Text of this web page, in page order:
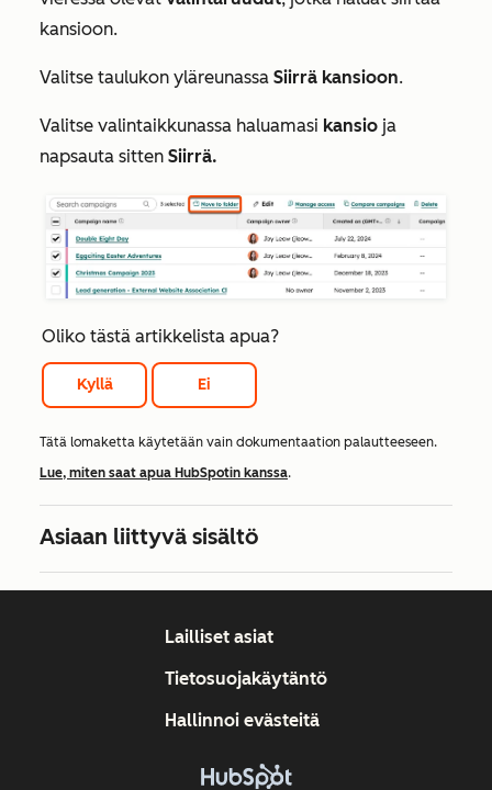
kansioon.
Valitse taulukon yläreunassa Siirrä kansioon.
Valitse valintaikkunassa haluamasi kansio ja
napsauta sitten Siirrä.
Oliko tästä artikkelista apua?
Kyllä Ei
Tätä lomaketta käytetään vain dokumentaation palautteeseen.
Lue, miten saat apua HubSpotin kanssa.
Asiaan liittyvä sisältö
Lailliset asiat
Tietosuojakäytäntö
Hallinnoi evästeitä